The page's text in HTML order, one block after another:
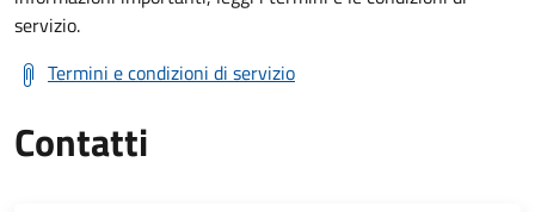
servizio.
Termini e condizioni di servizio
Contatti